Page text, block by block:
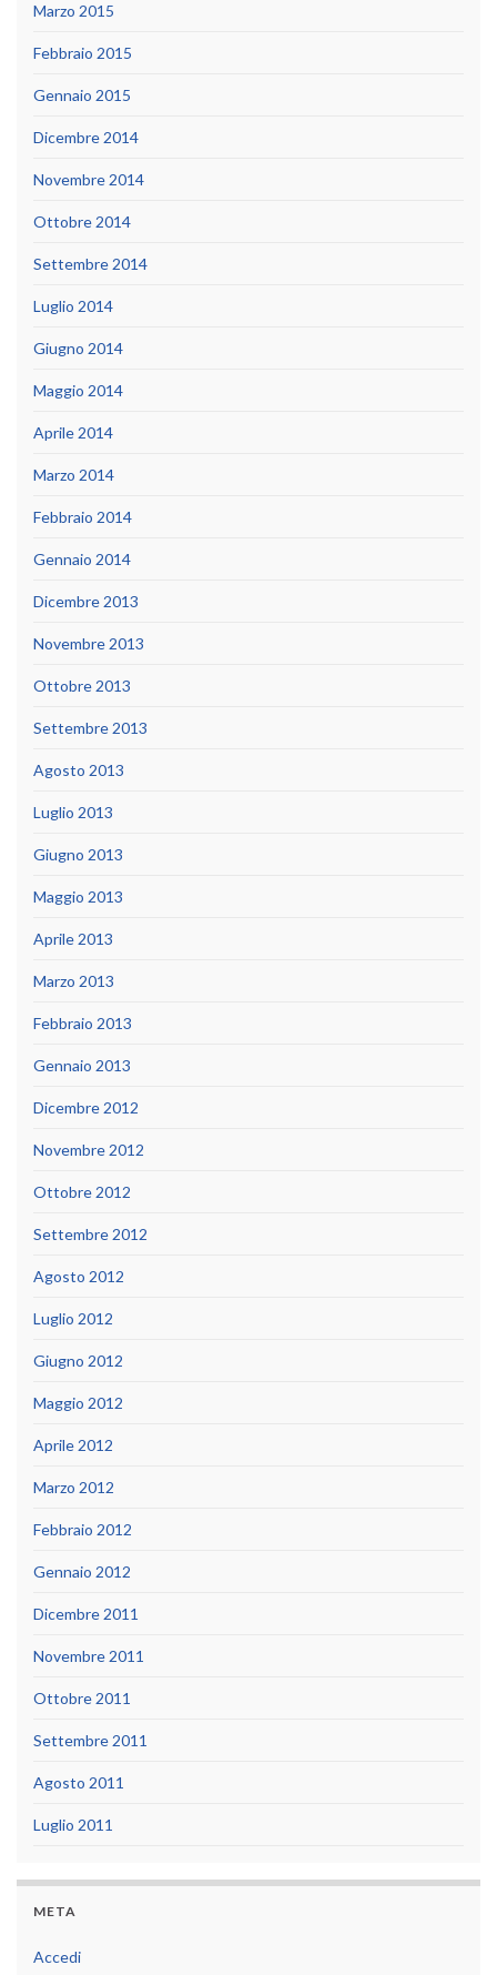
Marzo 2015
Febbraio 2015
Gennaio 2015
Dicembre 2014
Novembre 2014
Ottobre 2014
Settembre 2014
Luglio 2014
Giugno 2014
Maggio 2014
Aprile 2014
Marzo 2014
Febbraio 2014
Gennaio 2014
Dicembre 2013
Novembre 2013
Ottobre 2013
Settembre 2013
Agosto 2013
Luglio 2013
Giugno 2013
Maggio 2013
Aprile 2013
Marzo 2013
Febbraio 2013
Gennaio 2013
Dicembre 2012
Novembre 2012
Ottobre 2012
Settembre 2012
Agosto 2012
Luglio 2012
Giugno 2012
Maggio 2012
Aprile 2012
Marzo 2012
Febbraio 2012
Gennaio 2012
Dicembre 2011
Novembre 2011
Ottobre 2011
Settembre 2011
Agosto 2011
Luglio 2011
META
Accedi